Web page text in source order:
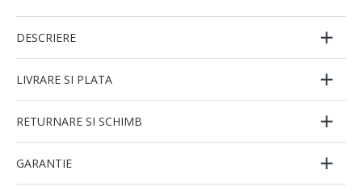
DESCRIERE
LIVRARE SI PLATA
RETURNARE SI SCHIMB
GARANTIE